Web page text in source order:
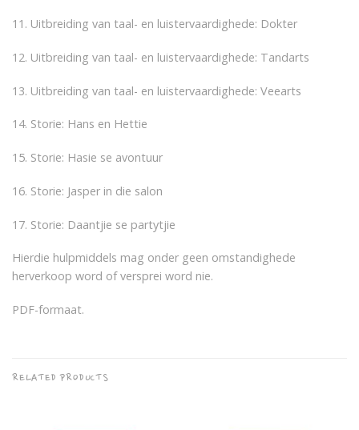
11. Uitbreiding van taal- en luistervaardighede: Dokter
12. Uitbreiding van taal- en luistervaardighede: Tandarts
13. Uitbreiding van taal- en luistervaardighede: Veearts
14. Storie: Hans en Hettie
15. Storie: Hasie se avontuur
16. Storie: Jasper in die salon
17. Storie: Daantjie se partytjie
Hierdie hulpmiddels mag onder geen omstandighede
herverkoop word of versprei word nie.
PDF-formaat.
RELATED PRODUCTS